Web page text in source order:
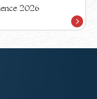
2026